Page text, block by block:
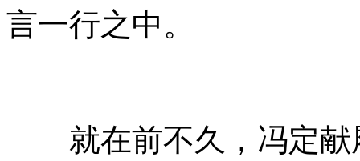
言一行之中。
就在前不久，冯定献